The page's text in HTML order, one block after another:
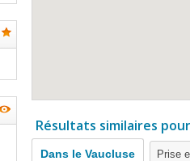
Résultats similaires
Dans le Vaucluse Prise